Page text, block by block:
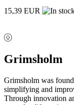
15,39 EUR
Grimsholm
Grimsholm was
simplifying and
Through innovation